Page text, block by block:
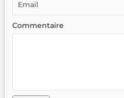
Commentaire